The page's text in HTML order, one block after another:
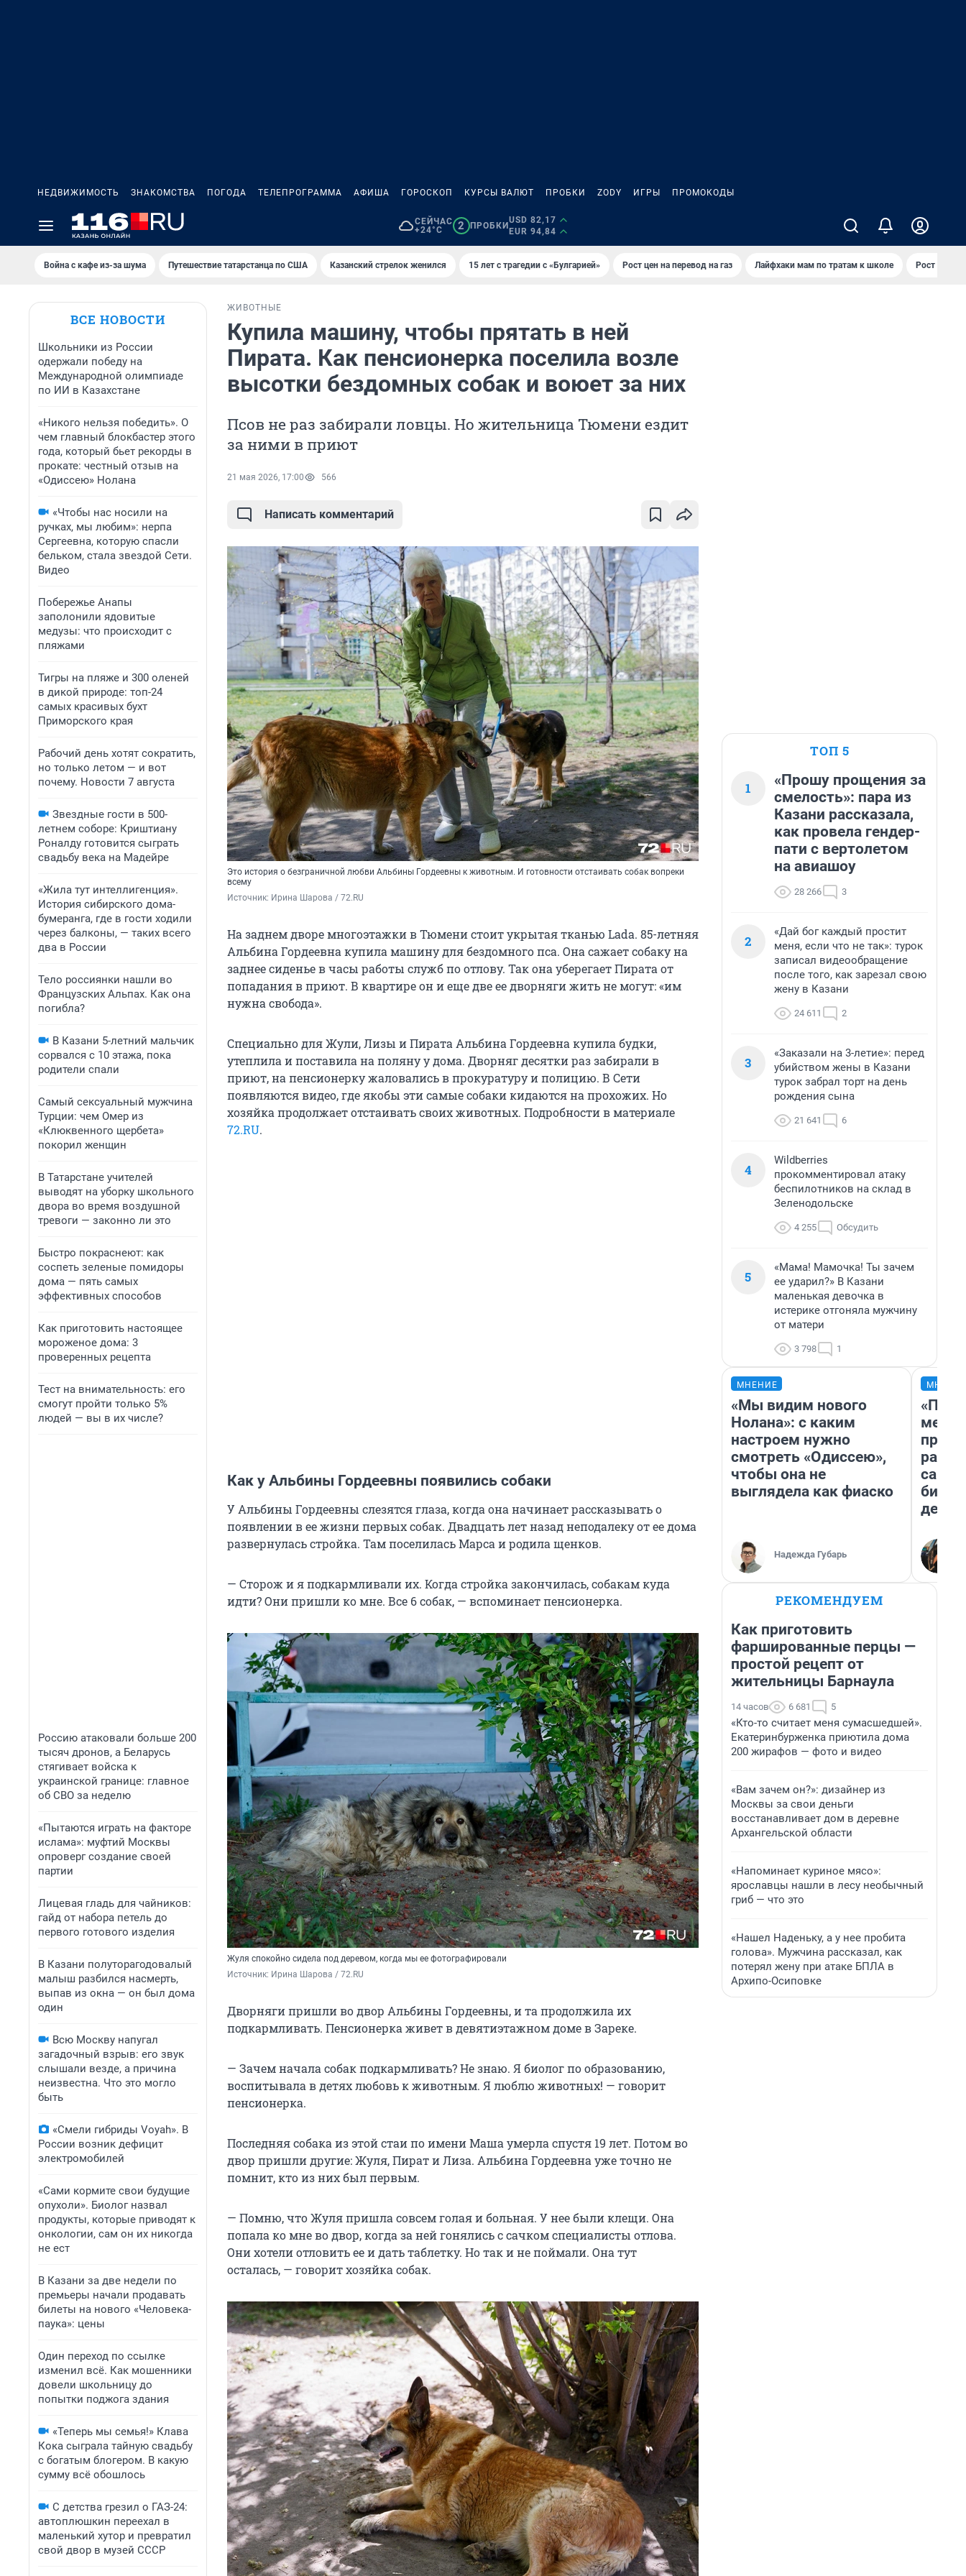
НЕДВИЖИМОСТЬ ЗНАКОМСТВА ПОГОДА ТЕЛЕПРОГРАММА АФИША ГОРОСКОП КУРСЫ ВАЛЮТ ПРОБКИ ZODY ИГРЫ ПРОМОКОДЫ
СЕЙЧАС
+24°C
2 ПРОБКИ
USD 82,17
EUR 94,84
Война с кафе из-за шума Путешествие татарстанца по США Казанский стрелок женился 15 лет с трагедии с «Булгарией» Рост цен на перевод на газ Лайфхаки мам по тратам к школе Рост цен на
ВСЕ НОВОСТИ
Школьники из России
одержали победу на
Международной олимпиаде
по ИИ в Казахстане
«Никого нельзя победить». О
чем главный блокбастер этого
года, который бьет рекорды в
прокате: честный отзыв на
«Одиссею» Нолана
«Чтобы нас носили на
ручках, мы любим»: нерпа
Сергеевна, которую спасли
бельком, стала звездой Сети.
Видео
Побережье Анапы
заполонили ядовитые
медузы: что происходит с
пляжами
Тигры на пляже и 300 оленей
в дикой природе: топ-24
самых красивых бухт
Приморского края
Рабочий день хотят сократить,
но только летом — и вот
почему. Новости 7 августа
Звездные гости в 500-
летнем соборе: Криштиану
Роналду готовится сыграть
свадьбу века на Мадейре
«Жила тут интеллигенция».
История сибирского дома-
бумеранга, где в гости ходили
через балконы, — таких всего
два в России
Тело россиянки нашли во
Французских Альпах. Как она
погибла?
В Казани 5-летний мальчик
сорвался с 10 этажа, пока
родители спали
Самый сексуальный мужчина
Турции: чем Омер из
«Клюквенного щербета»
покорил женщин
В Татарстане учителей
выводят на уборку школьного
двора во время воздушной
тревоги — законно ли это
Быстро покраснеют: как
соспеть зеленые помидоры
дома — пять самых
эффективных способов
Как приготовить настоящее
мороженое дома: 3
проверенных рецепта
Тест на внимательность: его
смогут пройти только 5%
людей — вы в их числе?
Россию атаковали больше 200
тысяч дронов, а Беларусь
стягивает войска к
украинской границе: главное
об СВО за неделю
«Пытаются играть на факторе
ислама»: муфтий Москвы
опроверг создание своей
партии
Лицевая гладь для чайников:
гайд от набора петель до
первого готового изделия
В Казани полуторагодовалый
малыш разбился насмерть,
выпав из окна — он был дома
один
Всю Москву напугал
загадочный взрыв: его звук
слышали везде, а причина
неизвестна. Что это могло
быть
«Смели гибриды Voyah». В
России возник дефицит
электромобилей
«Сами кормите свои будущие
опухоли». Биолог назвал
продукты, которые приводят к
онкологии, сам он их никогда
не ест
В Казани за две недели по
премьеры начали продавать
билеты на нового «Человека-
паука»: цены
Один переход по ссылке
изменил всё. Как мошенники
довели школьницу до
попытки поджога здания
«Теперь мы семья!» Клава
Кока сыграла тайную свадьбу
с богатым блогером. В какую
сумму всё обошлось
С детства грезил о ГАЗ-24:
автоплюшкин переехал в
маленький хутор и превратил
свой двор в музей СССР
ЖИВОТНЫЕ
Купила машину, чтобы прятать в ней
Пирата. Как пенсионерка поселила возле
высотки бездомных собак и воюет за них
Псов не раз забирали ловцы. Но жительница Тюмени ездит
за ними в приют
21 мая 2026, 17:00 566
Написать комментарий
Это история о безграничной любви Альбины Гордеевны к животным. И готовности отстаивать собак вопреки
всему
Источник: Ирина Шарова / 72.RU
На заднем дворе многоэтажки в Тюмени стоит укрытая тканью Lada. 85-летняя
Альбина Гордеевна купила машину для бездомного пса. Она сажает собаку на
заднее сиденье в часы работы служб по отлову. Так она уберегает Пирата от
попадания в приют. В квартире он и еще две ее дворняги жить не могут: «им
нужна свобода».
Специально для Жули, Лизы и Пирата Альбина Гордеевна купила будки,
утеплила и поставила на поляну у дома. Дворняг десятки раз забирали в
приют, на пенсионерку жаловались в прокуратуру и полицию. В Сети
появляются видео, где якобы эти самые собаки кидаются на прохожих. Но
хозяйка продолжает отстаивать своих животных. Подробности в материале
72.RU.
Как у Альбины Гордеевны появились собаки
У Альбины Гордеевны слезятся глаза, когда она начинает рассказывать о
появлении в ее жизни первых собак. Двадцать лет назад неподалеку от ее дома
развернулась стройка. Там поселилась Марса и родила щенков.
— Сторож и я подкармливали их. Когда стройка закончилась, собакам куда
идти? Они пришли ко мне. Все 6 собак, — вспоминает пенсионерка.
Жуля спокойно сидела под деревом, когда мы ее фотографировали
Источник: Ирина Шарова / 72.RU
Дворняги пришли во двор Альбины Гордеевны, и та продолжила их
подкармливать. Пенсионерка живет в девятиэтажном доме в Зареке.
— Зачем начала собак подкармливать? Не знаю. Я биолог по образованию,
воспитывала в детях любовь к животным. Я люблю животных! — говорит
пенсионерка.
Последняя собака из этой стаи по имени Маша умерла спустя 19 лет. Потом во
двор пришли другие: Жуля, Пират и Лиза. Альбина Гордеевна уже точно не
помнит, кто из них был первым.
— Помню, что Жуля пришла совсем голая и больная. У нее были клещи. Она
попала ко мне во двор, когда за ней гонялись с сачком специалисты отлова.
Они хотели отловить ее и дать таблетку. Но так и не поймали. Она тут
осталась, — говорит хозяйка собак.
ТОП 5
1
«Прошу прощения за
смелость»: пара из
Казани рассказала,
как провела гендер-
пати с вертолетом
на авиашоу
28 266 3
2
«Дай бог каждый простит
меня, если что не так»: турок
записал видеообращение
после того, как зарезал свою
жену в Казани
24 611 2
3
«Заказали на 3-летие»: перед
убийством жены в Казани
турок забрал торт на день
рождения сына
21 641 6
4
Wildberries
прокомментировал атаку
беспилотников на склад в
Зеленодольске
4 255 Обсудить
5
«Мама! Мамочка! Ты зачем
ее ударил?» В Казани
маленькая девочка в
истерике отгоняла мужчину
от матери
3 798 1
МНЕНИЕ
«Мы видим нового
Нолана»: с каким
настроем нужно
смотреть «Одиссею»,
чтобы она не
выглядела как фиаско
Надежда Губарь
РЕКОМЕНДУЕМ
Как приготовить
фаршированные перцы —
простой рецепт от
жительницы Барнаула
14 часов 6 681 5
«Кто-то считает меня сумасшедшей».
Екатеринбурженка приютила дома
200 жирафов — фото и видео
«Вам зачем он?»: дизайнер из
Москвы за свои деньги
восстанавливает дом в деревне
Архангельской области
«Напоминает куриное мясо»:
ярославцы нашли в лесу необычный
гриб — что это
«Нашел Наденьку, а у нее пробита
голова». Мужчина рассказал, как
потерял жену при атаке БПЛА в
Архипо-Осиповке